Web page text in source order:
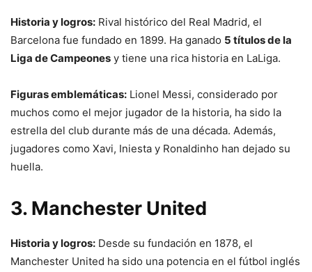
Historia y logros: Rival histórico del Real Madrid, el
Barcelona fue fundado en 1899. Ha ganado 5 títulos de la
Liga de Campeones y tiene una rica historia en LaLiga.
Figuras emblemáticas: Lionel Messi, considerado por
muchos como el mejor jugador de la historia, ha sido la
estrella del club durante más de una década. Además,
jugadores como Xavi, Iniesta y Ronaldinho han dejado su
huella.
3. Manchester United
Historia y logros: Desde su fundación en 1878, el
Manchester United ha sido una potencia en el fútbol inglés